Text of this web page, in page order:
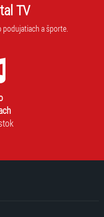
TV
podujatiach a športe.